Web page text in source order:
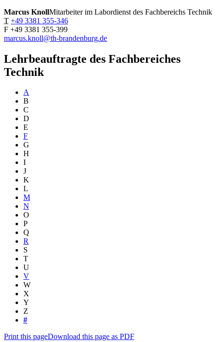
Marcus KnollMitarbeiter im Labordienst des Fachbereichs Technik
T +49 3381 355-346
F +49 3381 355-399
marcus.knoll@th-brandenburg.de
Lehrbeauftragte des Fachbereiches
Technik
A
B
C
D
E
F
G
H
I
J
K
L
M
N
O
P
Q
R
S
T
U
V
W
X
Y
Z
#
Print this pageDownload this page as PDF